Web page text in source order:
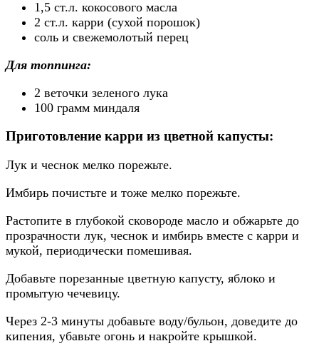
1,5 ст.л. кокосового масла
2 ст.л. карри (сухой порошок)
соль и свежемолотый перец
Для топпинга:
2 веточки зеленого лука
100 грамм миндаля
Приготовление карри из цветной капусты:
Лук и чеснок мелко порежьте.
Имбирь почистьте и тоже мелко порежьте.
Растопите в глубокой сковороде масло и обжарьте до
прозрачности лук, чеснок и имбирь вместе с карри и
мукой, периодически помешивая.
Добавьте порезанные цветную капусту, яблоко и
промытую чечевицу.
Через 2-3 минуты добавьте воду/бульон, доведите до
кипения, убавьте огонь и накройте крышкой.